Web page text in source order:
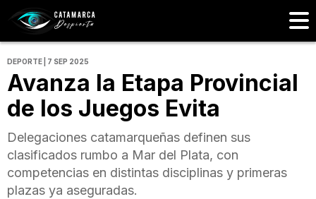
DEPORTE | 7 SEP 2025
Avanza la Etapa Provincial
de los Juegos Evita
Delegaciones catamarqueñas definen sus
clasificados rumbo a Mar del Plata, con
competencias en distintas disciplinas y primeras
plazas ya aseguradas.